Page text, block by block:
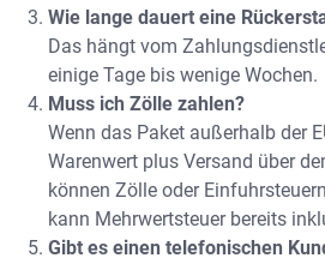
Wie lange dauert eine
Das hängt vom
einige Tage bis wenige Wochen.
Muss ich Zölle zahlen?
Wenn das Paket außerhalb der
Warenwert plus Versand über
können Zölle oder
kann Mehrwertsteuer bereits
Gibt es einen telefonischen